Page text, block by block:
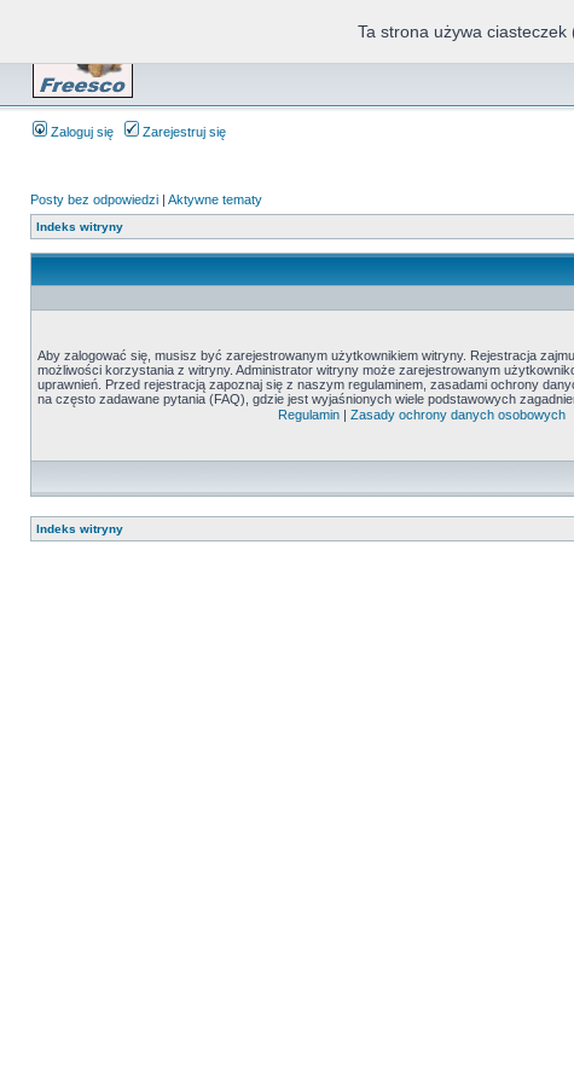
Zaloguj się Zarejestruj się
Posty bez odpowiedzi | Aktywne tematy
Indeks witryny
Aby zalogować się, musisz być zarejestrowanym użytkownikiem witryny. Rejestracja
możliwości korzystania z witryny. Administrator witryny może zarejestrowanym
uprawnień. Przed rejestracją zapoznaj się z naszym regulaminem, zasadami ochrony
na często zadawane pytania (FAQ), gdzie jest wyjaśnionych wiele podstawowych
Regulamin| Zasady ochrony danych osobowych
Indeks witryny
Ta strona używa ciasteczek